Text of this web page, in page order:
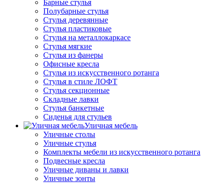
Барные стулья
Полубарные стулья
Стулья деревянные
Стулья пластиковые
Стулья на металлокаркасе
Стулья мягкие
Стулья из фанеры
Офисные кресла
Стулья из искусственного ротанга
Стулья в стиле ЛОФТ
Стулья секционные
Складные лавки
Стулья банкетные
Сиденья для стульев
Уличная мебель
Уличные столы
Уличные стулья
Комплекты мебели из искусственного ротанга
Подвесные кресла
Уличные диваны и лавки
Уличные зонты